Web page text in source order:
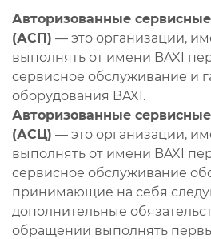
Авторизованные
(АСП) — это организации,
выполнять от имени BAXI
сервисное обслуживание и
оборудования BAXI.
Авторизованные
(АСЦ) — это организации,
выполнять от имени BAXI
сервисное обслуживание
принимающие на себя
дополнительные
обращении выполнять